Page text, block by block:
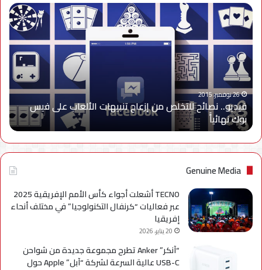
فيديو..
نصائح
للتخلص
من
إزعاج
تنبيهات
الألعاب
على
فيس
بوك
نهائياًَ
26 نوفمبر، 2015
فيديو.. نصائح للتخلص من إزعاج تنبيهات الألعاب على فيس
بوك نهائياًَ
Genuine Media
TECNO أشعلت أجواء كأس الأمم الإفريقية 2025
عبر فعاليات “كرنفال التكنولوجيا” في مختلف أنحاء
إفريقيا
20 يناير، 2026
“آنكر” Anker تطرح مجموعة جديدة من شواحن
USB-C عالية السرعة لشركة “آبل” Apple حول